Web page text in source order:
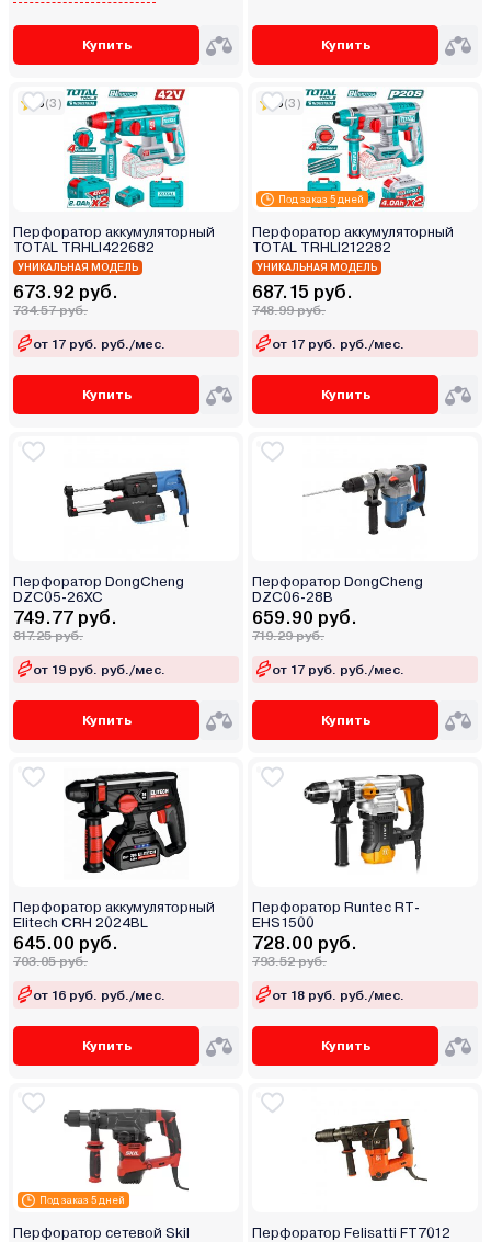
Купить Купить
5(3)
Перфоратор аккумуляторный
TOTAL TRHLI422682
УНИКАЛЬНАЯ МОДЕЛЬ
673.92 руб.
734.57 руб.
от 17 руб. руб./мес.
Купить
Под заказ 5 дней
5(3)
Перфоратор аккумуляторный
TOTAL TRHLI212282
УНИКАЛЬНАЯ МОДЕЛЬ
687.15 руб.
748.99 руб.
от 17 руб. руб./мес.
Купить
Перфоратор DongCheng
DZC05-26XC
749.77 руб.
817.25 руб.
от 19 руб. руб./мес.
Купить
Перфоратор DongCheng
DZC06-28B
659.90 руб.
719.29 руб.
от 17 руб. руб./мес.
Купить
Перфоратор аккумуляторный
Elitech CRH 2024BL
645.00 руб.
703.05 руб.
от 16 руб. руб./мес.
Купить
Перфоратор Runtec RT-
EHS1500
728.00 руб.
793.52 руб.
от 18 руб. руб./мес.
Купить
Под заказ 5 дней
Перфоратор сетевой Skil
Перфоратор Felisatti FT7012